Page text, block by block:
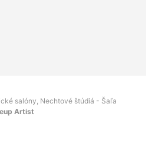
salóny, Nechtové štúdiá - Šaľa
Artist